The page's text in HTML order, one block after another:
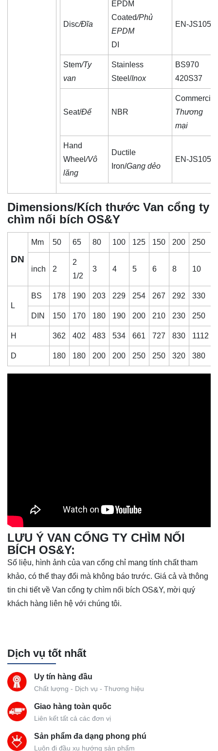
Disc/Đĩa
EPDM
Coated/Phủ
EPDM
DI
EN-JS1050
Stem/Ty
van
Stainless
Steel/Inox
BS970
420S37
Seat/Đế NBR
Commercial
Thương
mại
Hand
Wheel/Vô
lăng
Ductile
Iron/Gang dẻo
EN-JS1050
Dimensions/Kích thước Van cổng ty
chìm nối bích OS&Y
DN
Mm 50 65 80 100 125 150 200 250
inch 2
2
1/2
3 4 5 6 8 10
L
BS 178 190 203 229 254 267 292 330
DIN 150 170 180 190 200 210 230 250
H 362 402 483 534 661 727 830 1112
D 180 180 200 200 250 250 320 380
LƯU Ý VAN CỔNG TY CHÌM NỐI
BÍCH OS&Y:
Số liệu, hình ảnh của van cổng chỉ mang tính chất tham
khảo, có thể thay đổi mà không báo trước. Giá cả và thông
tin chi tiết về Van cổng ty chìm nối bích OS&Y, mời quý
khách hàng liên hệ với chúng tôi.
Dịch vụ tốt nhất
Uy tín hàng đầu
Chất lượng - Dịch vụ - Thương hiệu
Giao hàng toàn quốc
Liên kết tất cả các đơn vị
Sản phẩm đa dạng phong phú
Luôn đi đầu xu hướng sản phẩm